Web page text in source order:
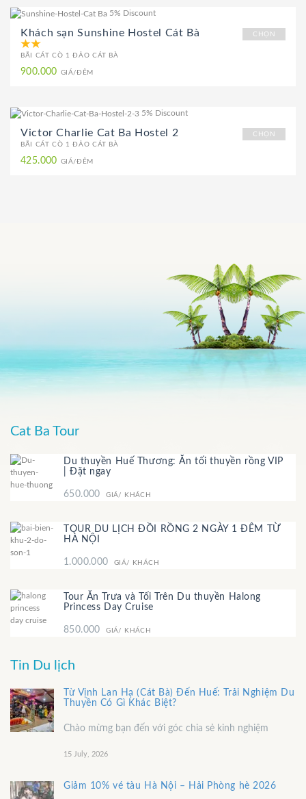
5% Discount
CHỌN
Khách sạn Sunshine Hostel Cát Bà
BÃI CÁT CÒ 1 ĐẢO CÁT BÀ
900.000 GIÁ/ĐÊM
5% Discount
CHỌN
Victor Charlie Cat Ba Hostel 2
BÃI CÁT CÒ 1 ĐẢO CÁT BÀ
425.000 GIÁ/ĐÊM
Cat Ba Tour
Du thuyền Huế Thương: Ăn tối thuyền rồng VIP
| Đặt ngay
650.000 GIÁ/ KHÁCH
TOUR DU LỊCH ĐỒI RỒNG 2 NGÀY 1 ĐÊM TỪ
HÀ NỘI
1.000.000 GIÁ/ KHÁCH
Tour Ăn Trưa và Tối Trên Du thuyền Halong
Princess Day Cruise
850.000 GIÁ/ KHÁCH
Tin Du lịch
Từ Vịnh Lan Hạ (Cát Bà) Đến Huế: Trải Nghiệm Du
Thuyền Có Gì Khác Biệt?
Chào mừng bạn đến với góc chia sẻ kinh nghiệm
15 July, 2026
Giảm 10% vé tàu Hà Nội – Hải Phòng hè 2026